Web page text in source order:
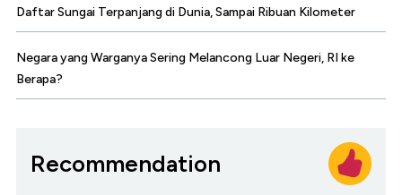
Daftar Sungai Terpanjang di Dunia, Sampai Ribuan Kilometer
Negara yang Warganya Sering Melancong Luar Negeri, RI ke
Berapa?
Recommendation